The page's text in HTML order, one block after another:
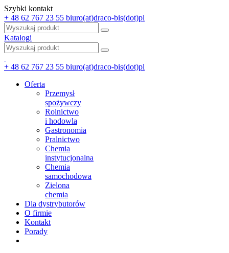
Szybki kontakt
+ 48 62 767 23 55 biuro(at)draco-bis(dot)pl
Katalogi
+ 48 62 767 23 55 biuro(at)draco-bis(dot)pl
Oferta
Przemysł
spożywczy
Rolnictwo
i hodowla
Gastronomia
Pralnictwo
Chemia
instytucjonalna
Chemia
samochodowa
Zielona
chemia
Dla dystrybutorów
O firmie
Kontakt
Porady